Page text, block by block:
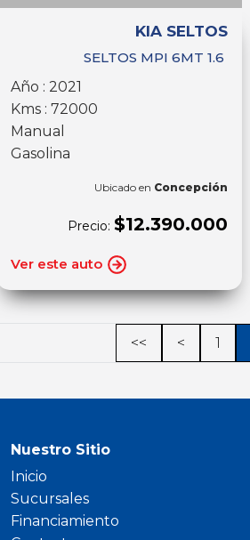
KIA SELTOS
SELTOS MPI 6MT 1.6
Año : 2021
Kms : 72000
Manual
Gasolina
Ubicado en Concepción
Precio: $12.390.000
Ver este auto
<< < 1
Nuestro Sitio
Inicio
Sucursales
Financiamiento